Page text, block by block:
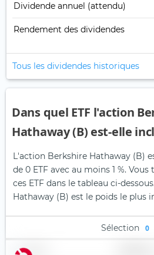
Dividende annuel (attendu)
Rendement des dividendes
Tous les dividendes historiques
Dans quel ETF l'action
Hathaway (B) est-elle
L'action Berkshire Hathaway (B)
de 0 ETF avec au moins 1 %.
ces ETF dans le tableau ci-dessous.
Hathaway (B) est le poids le plus
Sélection 0
Nom